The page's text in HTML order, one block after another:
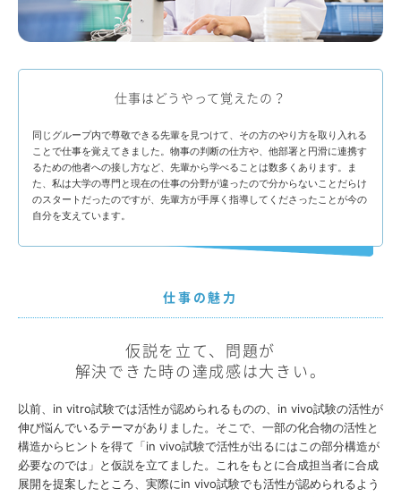
仕事はどうやって覚えたの？
同じグループ内で尊敬できる先輩を見つけて、その方のやり方を取り入れる
ことで仕事を覚えてきました。物事の判断の仕方や、他部署と円滑に連携す
るための他者への接し方など、先輩から学べることは数多くあります。ま
た、私は大学の専門と現在の仕事の分野が違ったので分からないことだらけ
のスタートだったのですが、先輩方が手厚く指導してくださったことが今の
自分を支えています。
仕事の魅力
仮説を立て、問題が
解決できた時の達成感は大きい。
以前、in vitro試験では活性が認められるものの、in vivo試験の活性が
伸び悩んでいるテーマがありました。そこで、一部の化合物の活性と
構造からヒントを得て「in vivo試験で活性が出るにはこの部分構造が
必要なのでは」と仮説を立てました。これをもとに合成担当者に合成
展開を提案したところ、実際にin vivo試験でも活性が認められるよう